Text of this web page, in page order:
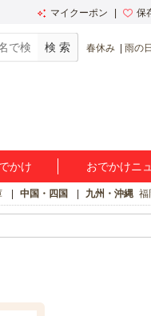
マイクーポン 保
春休み 雨の
かけ おでかけニ
中国・四国 九州・沖縄 福